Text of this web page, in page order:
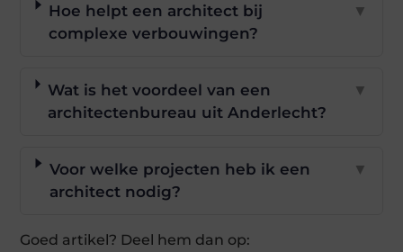
Hoe helpt een architect bij
complexe verbouwingen?
▼
Wat is het voordeel van een
architectenbureau uit Anderlecht?
▼
Voor welke projecten heb ik een
architect nodig?
▼
Goed artikel? Deel hem dan op: